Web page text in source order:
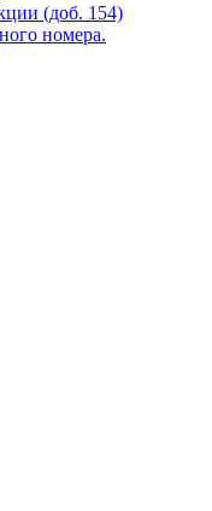
(доб. 154)
номера.